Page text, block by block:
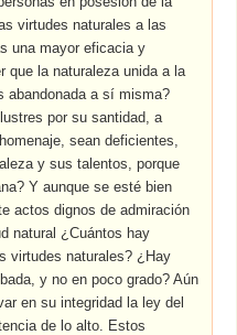
virtudes naturales a las
una mayor eficacia y
que la naturaleza unida a la
abandonada a sí misma?
por su santidad, a
sean deficientes,
y sus talentos, porque
Y aunque se esté bien
actos dignos de admiración
natural ¿Cuántos hay
virtudes naturales? ¿Hay
y no en poco grado? Aún
en su integridad la ley del
de lo alto. Estos